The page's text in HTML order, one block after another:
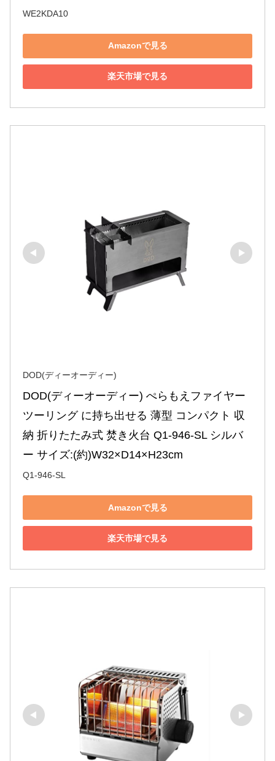
WE2KDA10
Amazonで見る
楽天市場で見る
DOD(ディーオーディー)
DOD(ディーオーディー) ぺらもえファイヤー
ツーリング に持ち出せる 薄型 コンパクト 収
納 折りたたみ式 焚き火台 Q1-946-SL シルバ
ー サイズ:(約)W32×D14×H23cm
Q1-946-SL
Amazonで見る
楽天市場で見る